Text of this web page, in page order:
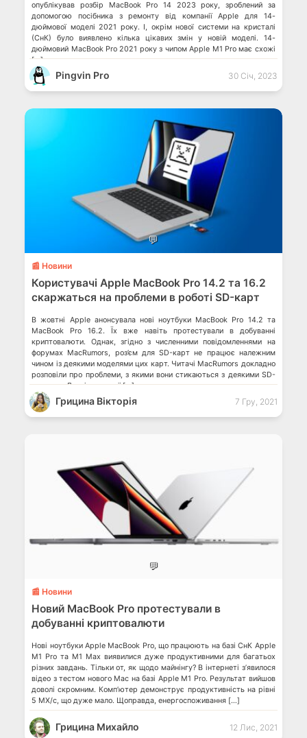
опублікував розбір MacBook Pro 14 2023 року, зроблений за
допомогою посібника з ремонту від компанії Apple для 14-
дюймової моделі 2021 року. І, окрім нової системи на кристалі
(СнК) було виявлено кілька цікавих змін у новій моделі. 14-
дюймовий MacBook Pro 2021 року з чипом Apple M1 Pro має схожі
[…]
Pingvin Pro 30 Січ, 2023
💬
📰 Новини
Користувачі Apple MacBook Pro 14.2 та 16.2
скаржаться на проблеми в роботі SD-карт
В жовтні Apple анонсувала нові ноутбуки MacBook Pro 14.2 та
MacBook Pro 16.2. Їх вже навіть протестували в добуванні
криптовалюти. Однак, згідно з численними повідомленнями на
форумах MacRumors, роз’єм для SD-карт не працює належним
чином із деякими моделями цих карт. Читачі MacRumors докладно
розповіли про проблеми, з якими вони стикаються з деякими SD-
картами. Деякі пристрої […]
Грицина Вікторія 7 Гру, 2021
💬
📰 Новини
Новий MacBook Pro протестували в
добуванні криптовалюти
Нові ноутбуки Apple MacBook Pro, що працюють на базі СнК Apple
M1 Pro та M1 Max виявилися дуже продуктивними для багатьох
різних завдань. Тільки от, як щодо майнінгу? В інтернеті з’явилося
відео з тестом нового Mac на базі Apple M1 Pro. Результат вийшов
доволі скромним. Комп’ютер демонструє продуктивність на рівні
5 МХ/с, що дуже мало. Щоправда, енергоспоживання […]
Грицина Михайло 12 Лис, 2021